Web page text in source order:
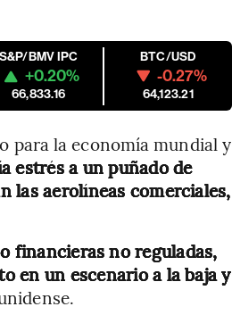
S&P/BMV IPC
+0.20%
66,833.16
BTC/USD
-0.27%
64,123.21
para la economía mundial y
estrés a un puñado de
las aerolíneas comerciales,
financieras no reguladas,
en un escenario a la baja y